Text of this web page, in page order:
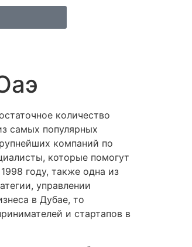
количество
самых популярных
компаний по
которые помогут
году, также одна из
управлении
в Дубае, то
и стартапов в